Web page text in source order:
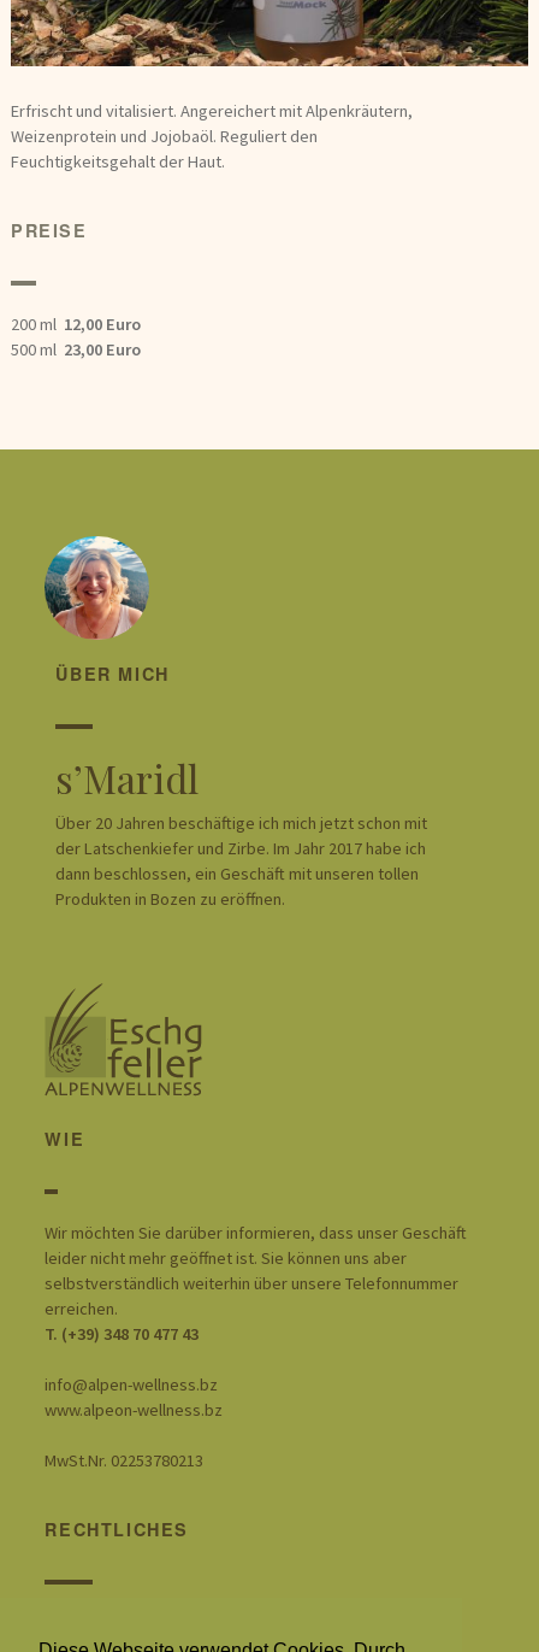
Erfrischt und vitalisiert. Angereichert mit Alpenkräutern,
Weizenprotein und Jojobaöl. Reguliert den
Feuchtigkeitsgehalt der Haut.
PREISE
200 ml 12,00 Euro
500 ml 23,00 Euro
ÜBER MICH
s’Maridl
Über 20 Jahren beschäftige ich mich jetzt schon mit
der Latschenkiefer und Zirbe. Im Jahr 2017 habe ich
dann beschlossen, ein Geschäft mit unseren tollen
Produkten in Bozen zu eröffnen.
WIE
Wir möchten Sie darüber informieren, dass unser Geschäft
leider nicht mehr geöffnet ist. Sie können uns aber
selbstverständlich weiterhin über unsere Telefonnummer
erreichen.
T. (+39) 348 70 477 43
info@alpen-wellness.bz
www.alpeon-wellness.bz
MwSt.Nr. 02253780213
RECHTLICHES
Datenschutzbestimmungen